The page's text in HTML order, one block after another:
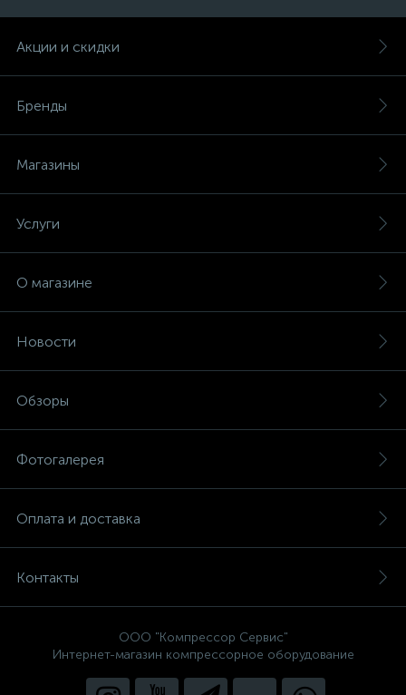
Акции и скидки
Бренды
Магазины
Услуги
О магазине
Новости
Обзоры
Фотогалерея
Оплата и доставка
Контакты
ООО "Компрессор Сервис"
Интернет-магазин компрессорное оборудование